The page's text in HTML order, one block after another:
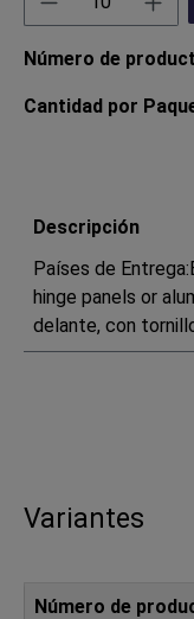
Número de
Cantidad por
Descripción
Países de
hinge panels or
delante, con
Variantes
Número de